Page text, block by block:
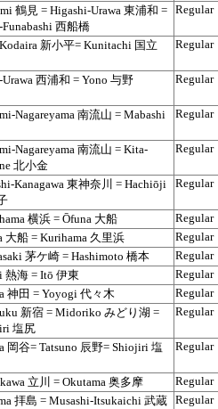
鶴見 = Higashi-Urawa 東浦和 =
西船橋
Regular
新小平= Kunitachi 国立 Regular
西浦和 = Yono 与野 Regular
Nagareyama 南流山 = Mabashi
Regular
Nagareyama 南流山 = Kita-
北小金
Regular
Kanagawa 東神奈川 = Hachiōji
Regular
横浜 = Ōfuna 大船 Regular
大船 = Kurihama 久里浜 Regular
茅ケ崎 = Hashimoto 橋本 Regular
熱海 = Itō 伊東 Regular
神田 = Yoyogi 代々木 Regular
新宿 = Midoriko みどり湖 =
塩尻
Regular
岡谷= Tatsuno 辰野= Shiojiri 塩
Regular
立川 = Okutama 奥多摩 Regular
拝島 = Musashi-Itsukaichi 武蔵 Regular